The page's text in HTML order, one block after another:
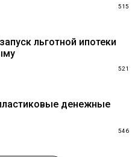
515
льготной ипотеки
521
денежные
546